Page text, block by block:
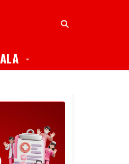
Toggle Dropdown